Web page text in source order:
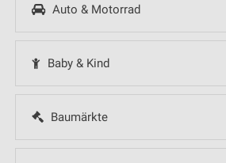
Auto & Motorrad
Baby & Kind
Baumärkte